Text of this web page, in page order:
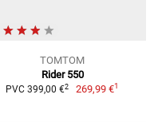
TOMTOM
Rider 550
PVC 399,00 €2 269,99 €1